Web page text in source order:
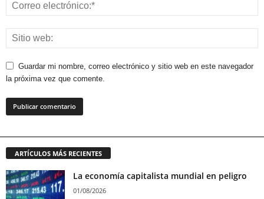
Guardar mi nombre, correo electrónico y sitio web en este navegador
la próxima vez que comente.
ARTÍCULOS MÁS RECIENTES
La economía capitalista mundial en peligro
01/08/2026